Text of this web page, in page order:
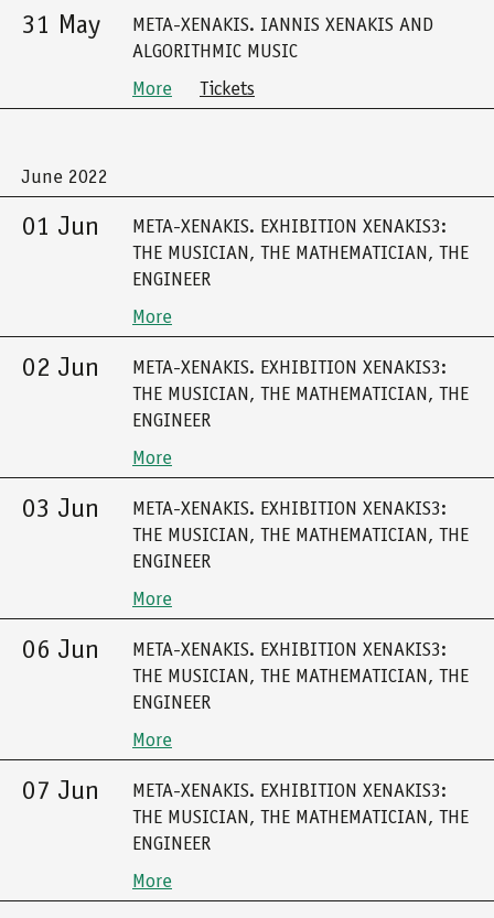
31 May
META-XENAKIS. IANNIS XENAKIS AND
ALGORITHMIC MUSIC
More
Tickets
June 2022
01 Jun
META-XENAKIS. EXHIBITION XENAKIS3:
THE MUSICIAN, THE MATHEMATICIAN, THE
ENGINEER
More
02 Jun
META-XENAKIS. EXHIBITION XENAKIS3:
THE MUSICIAN, THE MATHEMATICIAN, THE
ENGINEER
More
03 Jun
META-XENAKIS. EXHIBITION XENAKIS3:
THE MUSICIAN, THE MATHEMATICIAN, THE
ENGINEER
More
06 Jun
META-XENAKIS. EXHIBITION XENAKIS3:
THE MUSICIAN, THE MATHEMATICIAN, THE
ENGINEER
More
07 Jun
META-XENAKIS. EXHIBITION XENAKIS3:
THE MUSICIAN, THE MATHEMATICIAN, THE
ENGINEER
More